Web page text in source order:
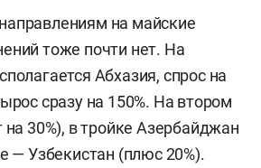
на майские
тоже почти нет. На
Абхазия, спрос на
сразу на 150%. На втором
на 30%), в тройке Азербайджан
— Узбекистан (плюс 20%).